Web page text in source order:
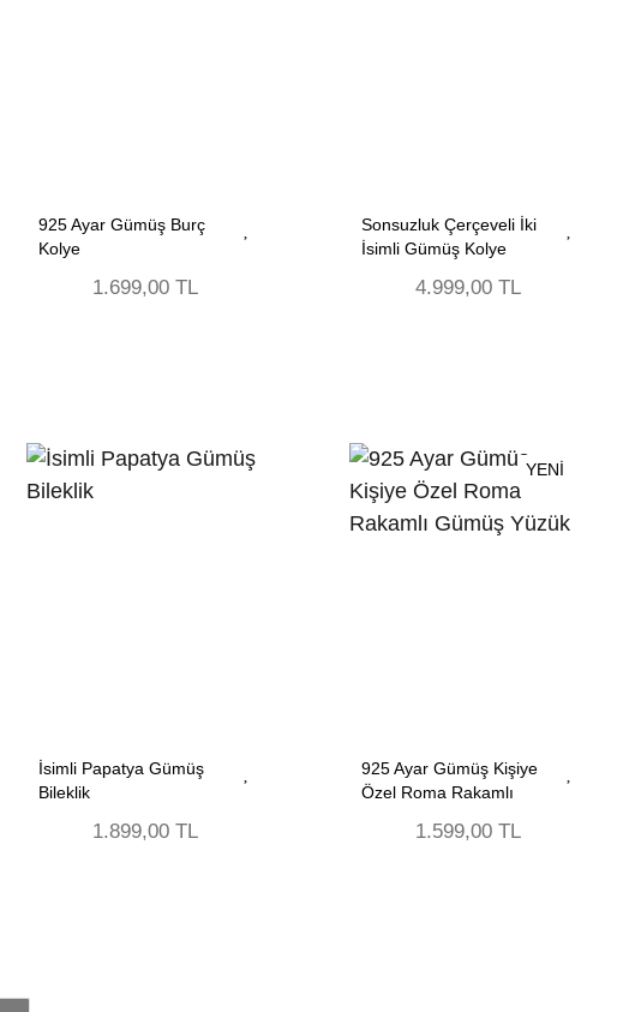
925 Ayar Gümüş Burç
Kolye
1.699,00 TL
Sonsuzluk Çerçeveli İki
İsimli Gümüş Kolye
4.999,00 TL
İsimli Papatya Gümüş
Bileklik
1.899,00 TL
YENİ
925 Ayar Gümüş Kişiye
Özel Roma Rakamlı
1.599,00 TL